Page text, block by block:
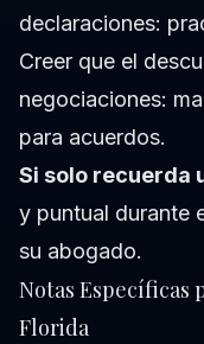
declaraciones:
Creer que el
negociaciones:
para acuerdos.
Si solo recuerda
y puntual durante
su abogado.
Notas Específicas
Florida